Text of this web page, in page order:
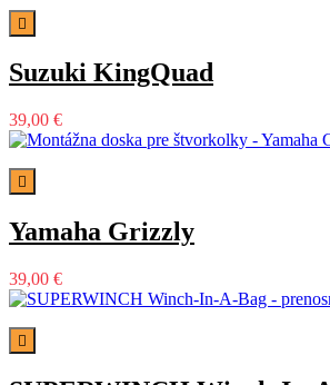

Suzuki KingQuad
39,00 €

Yamaha Grizzly
39,00 €
